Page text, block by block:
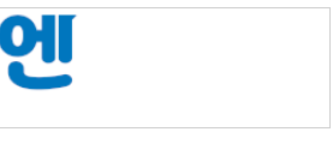
결과
소병원
용